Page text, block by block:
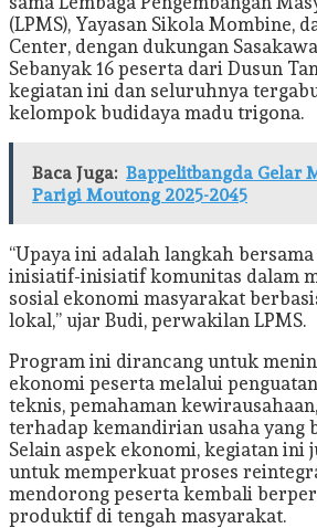
(LPMS), Yayasan Sikola Mombine,
Center, dengan dukungan
Sebanyak 16 peserta dari Dusun
kegiatan ini dan seluruhnya
kelompok budidaya madu trigona.
Baca Juga: Bappelitbangda Gelar
Parigi Moutong 2025-2045
“Upaya ini adalah langkah
inisiatif-inisiatif komunitas dalam
sosial ekonomi masyarakat
lokal,” ujar Budi, perwakilan LPMS.
Program ini dirancang untuk
ekonomi peserta melalui
teknis, pemahaman
terhadap kemandirian usaha yang
Selain aspek ekonomi, kegiatan ini
untuk memperkuat proses
mendorong peserta kembali
produktif di tengah masyarakat.